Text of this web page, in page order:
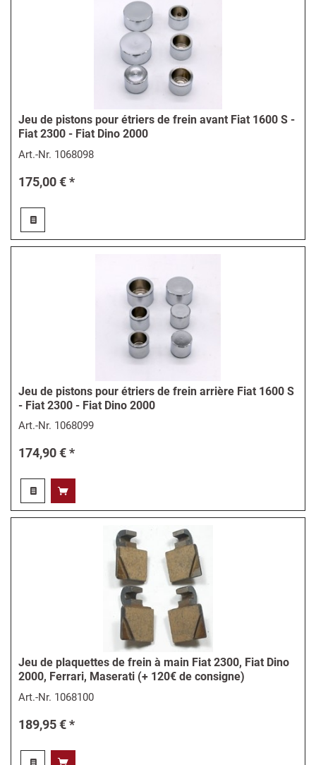
Jeu de pistons pour étriers de frein avant Fiat 1600 S -
Fiat 2300 - Fiat Dino 2000
Art.-Nr. 1068098
175,00 € *
Jeu de pistons pour étriers de frein arrière Fiat 1600 S
- Fiat 2300 - Fiat Dino 2000
Art.-Nr. 1068099
174,90 € *
Jeu de plaquettes de frein à main Fiat 2300, Fiat Dino
2000, Ferrari, Maserati (+ 120€ de consigne)
Art.-Nr. 1068100
189,95 € *